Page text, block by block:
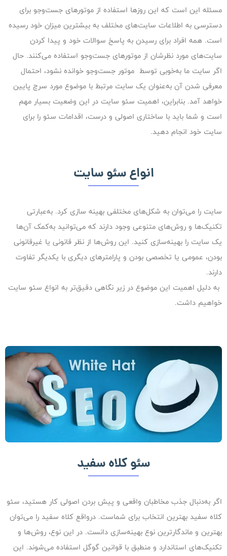
مسئله این است که این روزها استفاده از موتورهای جست‌وجو برای
دسترسی به اطلاعات سایت‌های مختلف به بیشترین میزان خود رسیده
است. همه‌ افراد برای رسیدن به پاسخ سوالات خود و پیدا کردن
سایت‌های مورد نظرشان از موتورهای جست‌وجو استفاده می‌کنند. حال
اگر سایت ما به‌خوبی توسط موتور جست‌وجو خوانده نشود، احتمال
معرفی شدن آن به‌عنوان یک سایت مرتبط با موضوع مورد سرچ پایین
خواهد آمد. بنابراین، اهمیت سئو سایت در این وضعیت بسیار مهم
است و شما باید با ساختاری اصولی و درست، اقدامات سئو را برای
سایت خود انجام دهید.
انواع سئو سایت
سایت را می‌توان به شکل‌های مختلفی بهینه سازی کرد. به‌عبارتی
تکنیک‌ها و روش‌های متنوعی وجود دارند که می‌توانید به‌کمک آن‌ها
یک سایت را بهینه‌سازی کنید. این روش‌ها از نظر قانونی یا غیرقانونی
بودن، عمومی یا تخصصی بودن و پارامترهای دیگری با یکدیگر تفاوت
دارند.
به دلیل اهمیت این موضوع در زیر نگاهی دقیق‌تر به انواع سئو سایت
خواهیم داشت.
سئو کلاه سفید
اگر به‌دنبال جذب مخاطبان واقعی و پیش بردن اصولی کار هستید، سئو
کلاه سفید بهترین انتخاب برای شماست. درواقع کلاه سفید را می‌توان
بهترین و ماندگارترین نوع بهینه‌سازی دانست. در این نوع، روش‌ها و
تکنیک‌های استاندارد و منطبق با قوانین گوگل استفاده می‌شوند. این